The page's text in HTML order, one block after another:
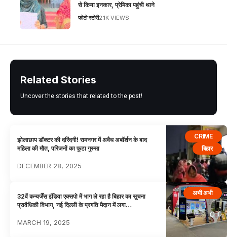
से किया इनकार, प्रेमिका पहुंची थाने
फोटो स्टोरी2.1K VIEWS
Related Stories
Uncover the stories that related to the post!
CRIME
बिहार
झोलाछाप डॉक्टर की दरिंदगी! रामनगर में अवैध अबॉर्शन के बाद
महिला की मौत, परिजनों का फुटा गुस्सा
DECEMBER 28, 2025
अभी अभी
32वें कन्वर्जेंस इंडिया एक्सपो में भाग ले रहा है बिहार का सूचना
प्रावैधिकी विभाग, नई दिल्ली के प्रगति मैदान में लगा…
MARCH 19, 2025